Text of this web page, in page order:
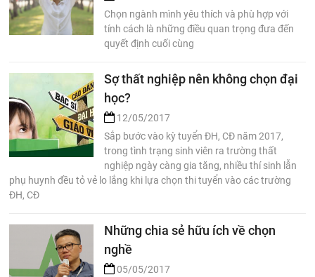
Chọn ngành mình yêu thích và phù hợp với
tính cách là những điều quan trọng đưa đến
quyết định cuối cùng
Sợ thất nghiệp nên không chọn đại
học?
12/05/2017
Sắp bước vào kỳ tuyển ĐH, CĐ năm 2017,
trong tình trạng sinh viên ra trường thất
nghiệp ngày càng gia tăng, nhiều thí sinh lẫn
phụ huynh đều tỏ vẻ lo lắng khi lựa chọn thi tuyển vào các trường
ĐH, CĐ
Những chia sẻ hữu ích về chọn
nghề
05/05/2017